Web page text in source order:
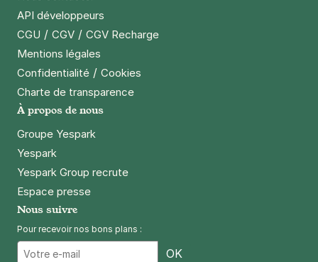
API développeurs
CGU / CGV / CGV Recharge
Mentions légales
Confidentialité / Cookies
Charte de transparence
À propos de nous
Groupe Yespark
Yespark
Yespark Group recrute
Espace presse
Nous suivre
Pour recevoir nos bons plans :
OK